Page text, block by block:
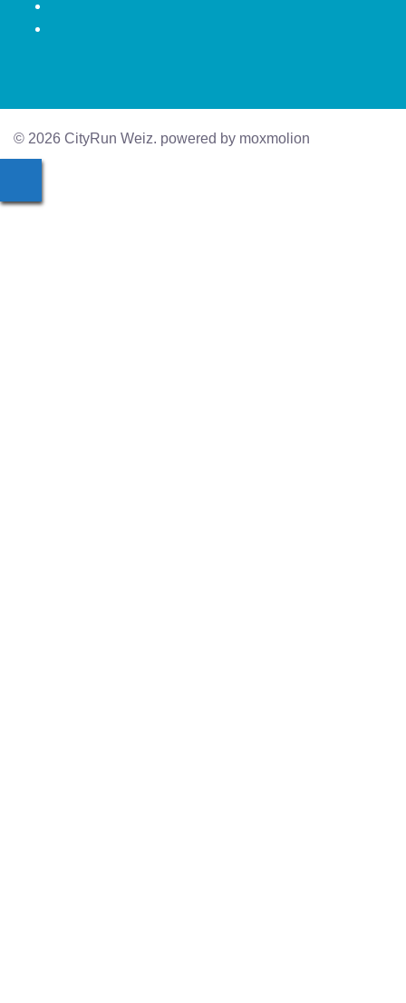
© 2026 CityRun Weiz. powered by moxmolion